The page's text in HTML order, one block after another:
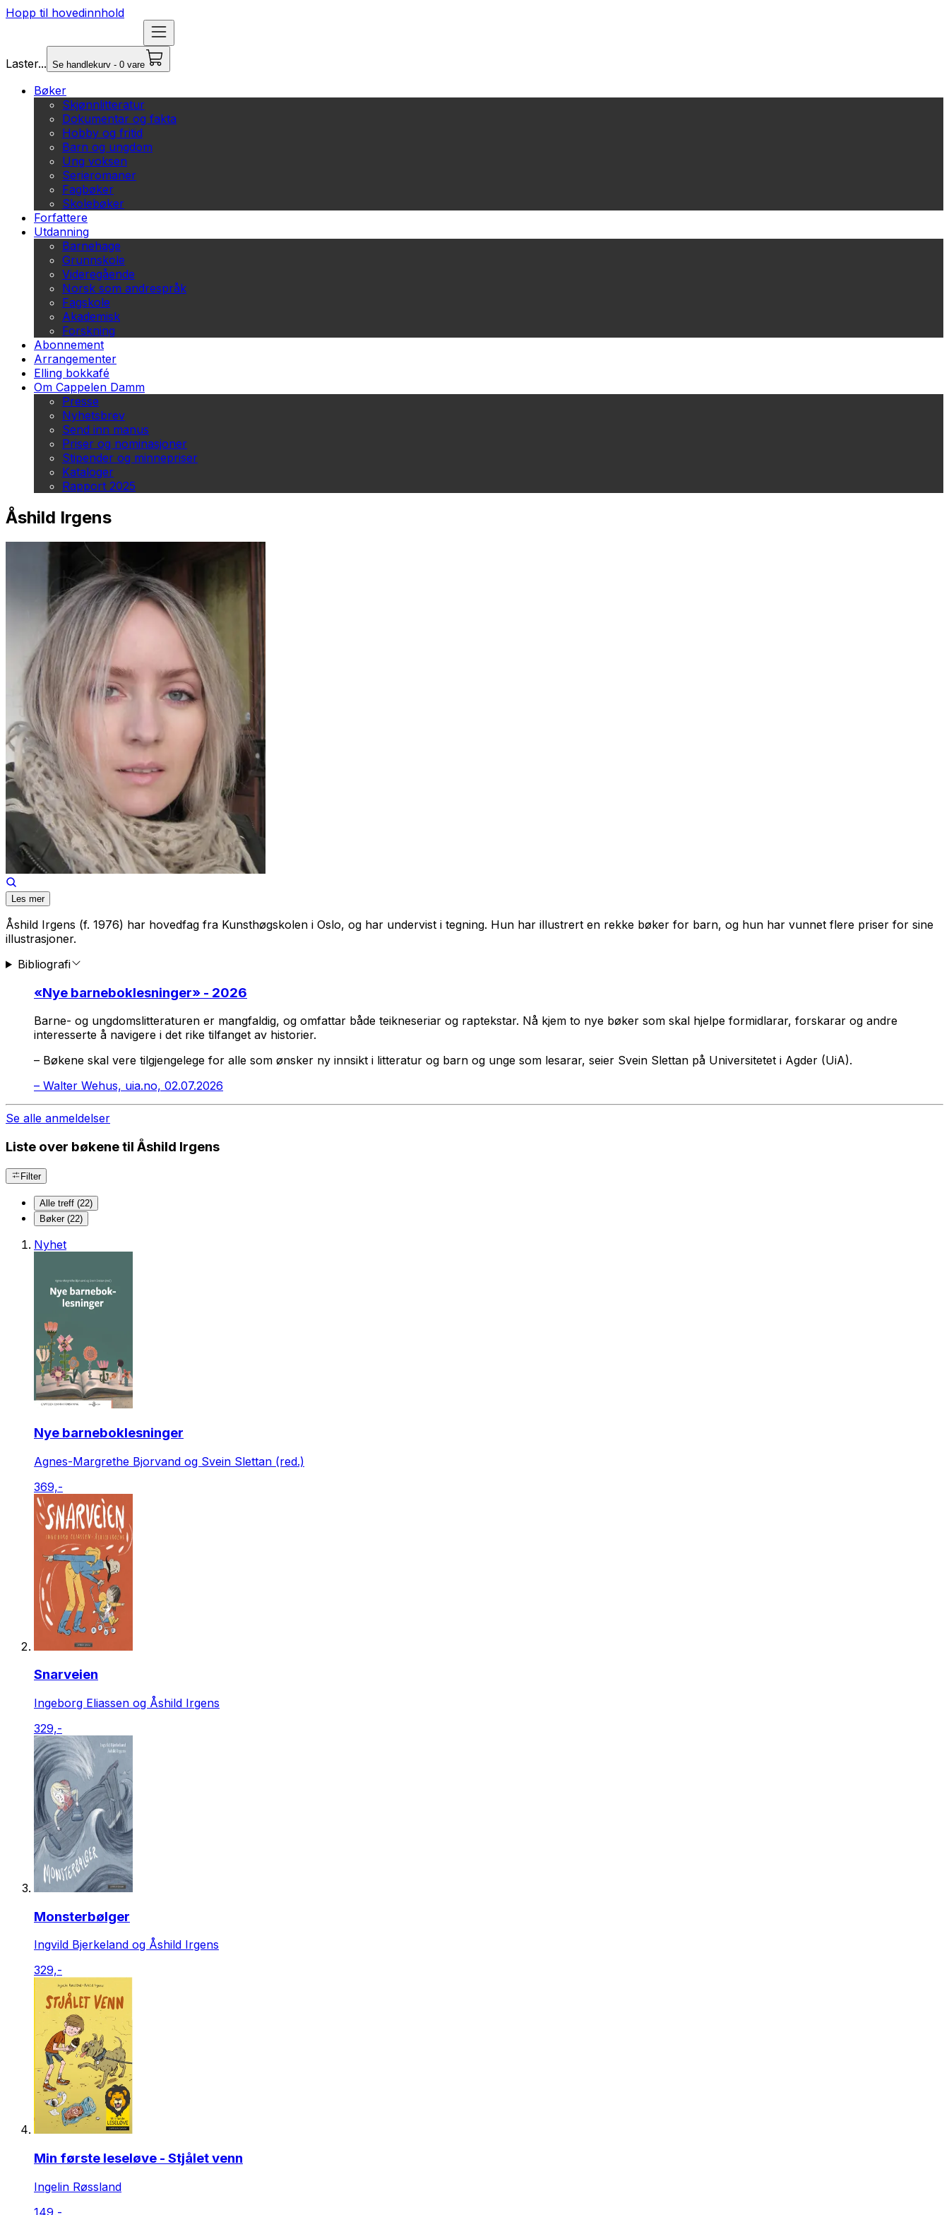
Hopp til hovedinnhold
Laster... Se handlekurv - 0 vare
Bøker
Skjønnlitteratur
Dokumentar og fakta
Hobby og fritid
Barn og ungdom
Ung voksen
Serieromaner
Fagbøker
Skolebøker
Forfattere
Utdanning
Barnehage
Grunnskole
Videregående
Norsk som andrespråk
Fagskole
Akademisk
Forskning
Abonnement
Arrangementer
Elling bokkafé
Om Cappelen Damm
Presse
Nyhetsbrev
Send inn manus
Priser og nominasjoner
Stipender og minnepriser
Kataloger
Rapport 2025
Åshild Irgens
Les mer
Åshild Irgens (f. 1976) har hovedfag fra Kunsthøgskolen i Oslo, og har undervist i tegning. Hun har illustrert en rekke bøker for barn, og hun har vunnet flere priser for sine
illustrasjoner.
Bibliografi
«Nye barneboklesninger» - 2026
Barne- og ungdomslitteraturen er mangfaldig, og omfattar både teikneseriar og raptekstar. Nå kjem to nye bøker som skal hjelpe formidlarar, forskarar og andre
interesserte å navigere i det rike tilfanget av historier.
– Bøkene skal vere tilgjengelege for alle som ønsker ny innsikt i litteratur og barn og unge som lesarar, seier Svein Slettan på Universitetet i Agder (UiA).
– Walter Wehus, uia.no, 02.07.2026
Se alle anmeldelser
Liste over bøkene til Åshild Irgens
Filter
Alle treff (22)
Bøker (22)
Nyhet
Nye barneboklesninger
Agnes-Margrethe Bjorvand og Svein Slettan (red.)
369,-
Snarveien
Ingeborg Eliassen og Åshild Irgens
329,-
Monsterbølger
Ingvild Bjerkeland og Åshild Irgens
329,-
Min første leseløve - Stjålet venn
Ingelin Røssland
149,-